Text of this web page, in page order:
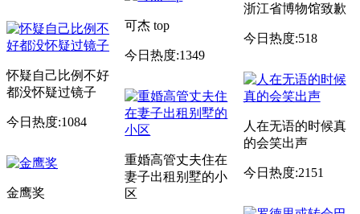
怀疑自己比例不好
都没怀疑过镜子
今日热度:1084
金鹰奖
可杰 top
今日热度:1349
重婚高管丈夫住在
妻子出租别墅的小
区
浙江省博物馆致歉
今日热度:518
人在无语的时候真
的会笑出声
今日热度:2151